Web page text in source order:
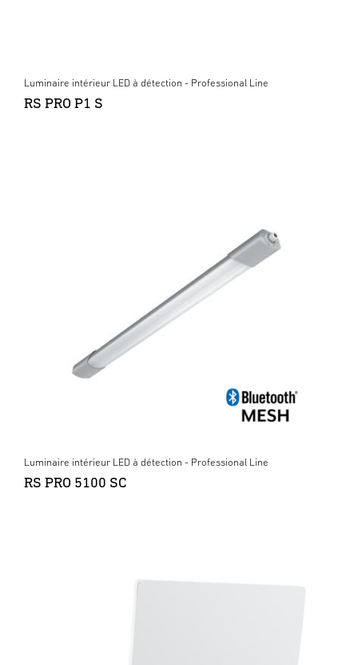
Luminaire intérieur LED à détection - Professional Line
RS PRO P1 S
Luminaire intérieur LED à détection - Professional Line
RS PRO 5100 SC